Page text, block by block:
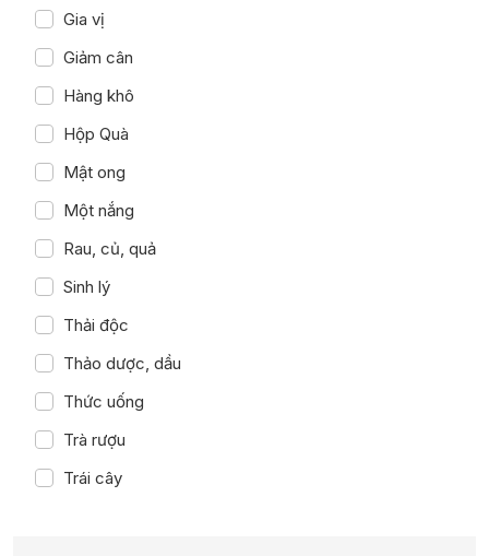
Gia vị
Giảm cân
Hàng khô
Hộp Quà
Mật ong
Một nắng
Rau, củ, quả
Sinh lý
Thải độc
Thảo dược, dầu
Thức uống
Trà rượu
Trái cây